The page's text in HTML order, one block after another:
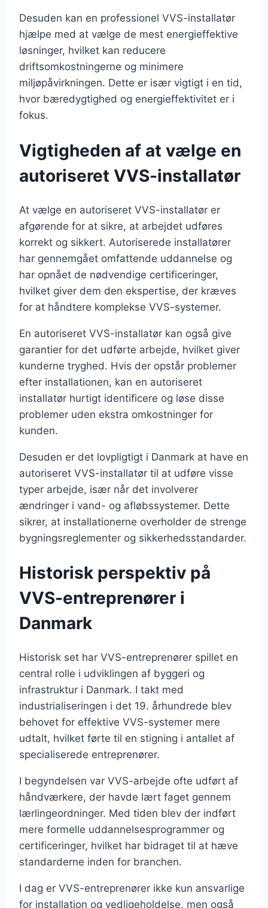
Desuden kan en professionel VVS-installatør
hjælpe med at vælge de mest energieffektive
løsninger, hvilket kan reducere
driftsomkostningerne og minimere
miljøpåvirkningen. Dette er især vigtigt i en tid,
hvor bæredygtighed og energieffektivitet er i
fokus.
Vigtigheden af at vælge en
autoriseret VVS-installatør
At vælge en autoriseret VVS-installatør er
afgørende for at sikre, at arbejdet udføres
korrekt og sikkert. Autoriserede installatører
har gennemgået omfattende uddannelse og
har opnået de nødvendige certificeringer,
hvilket giver dem den ekspertise, der kræves
for at håndtere komplekse VVS-systemer.
En autoriseret VVS-installatør kan også give
garantier for det udførte arbejde, hvilket giver
kunderne tryghed. Hvis der opstår problemer
efter installationen, kan en autoriseret
installatør hurtigt identificere og løse disse
problemer uden ekstra omkostninger for
kunden.
Desuden er det lovpligtigt i Danmark at have en
autoriseret VVS-installatør til at udføre visse
typer arbejde, især når det involverer
ændringer i vand- og afløbssystemer. Dette
sikrer, at installationerne overholder de strenge
bygningsreglementer og sikkerhedsstandarder.
Historisk perspektiv på
VVS-entreprenører i
Danmark
Historisk set har VVS-entreprenører spillet en
central rolle i udviklingen af byggeri og
infrastruktur i Danmark. I takt med
industrialiseringen i det 19. århundrede blev
behovet for effektive VVS-systemer mere
udtalt, hvilket førte til en stigning i antallet af
specialiserede entreprenører.
I begyndelsen var VVS-arbejde ofte udført af
håndværkere, der havde lært faget gennem
lærlingeordninger. Med tiden blev der indført
mere formelle uddannelsesprogrammer og
certificeringer, hvilket har bidraget til at hæve
standarderne inden for branchen.
I dag er VVS-entreprenører ikke kun ansvarlige
for installation og vedligeholdelse, men også